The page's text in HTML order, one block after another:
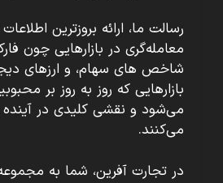
رسالت ما، ارائه بروزترین
معامله‌گری در بازارهایی چون
شاخص های سهام، و ارزهای
بازارهایی که روز به روز بر
می‌شود و نقشی کلیدی در آینده
می‌کنند.
در تجارت آفرین، شما به